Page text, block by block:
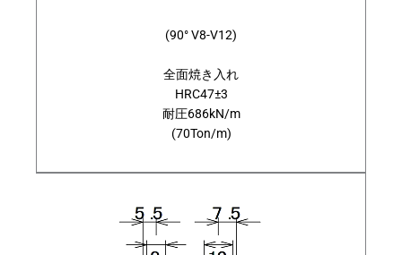
(90° V8-V12)
全面焼き入れ
HRC47±3
耐圧686kN/m
(70Ton/m)